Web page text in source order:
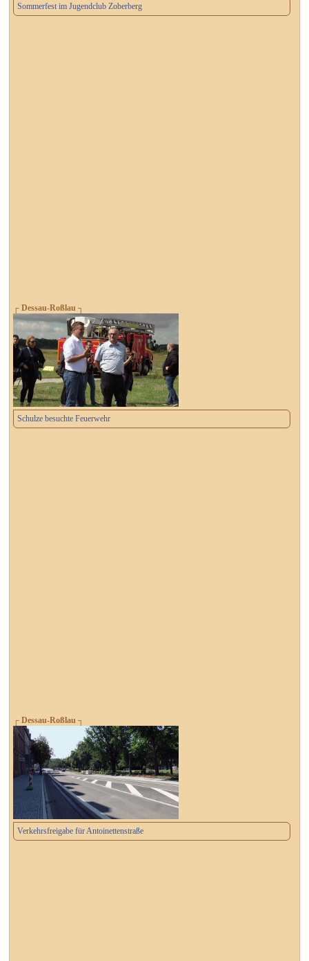
Sommerfest im Jugendclub Zoberberg
┌ Dessau-Roßlau ┐
Schulze besuchte Feuerwehr
┌ Dessau-Roßlau ┐
Verkehrsfreigabe für Antoinettenstraße